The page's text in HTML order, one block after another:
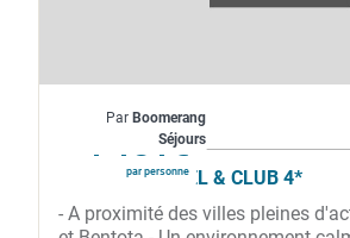
À partir de
1 131€
par personne
Par Boomerang
Séjours
Sri Lanka
MERMAID HOTEL & CLUB 4*
- A proximité des villes pleines